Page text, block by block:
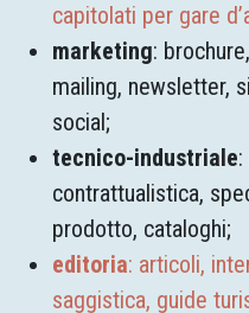
capitolati per gare
marketing:
mailing, newsletter,
social;
tecnico-industriale
contrattualistica,
prodotto, cataloghi;
editoria: articoli,
saggistica, guide